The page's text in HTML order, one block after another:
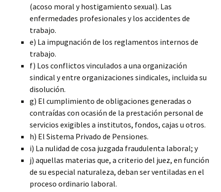
(acoso moral y hostigamiento sexual). Las
enfermedades profesionales y los accidentes de
trabajo.
e) La impugnación de los reglamentos internos de
trabajo.
f) Los conflictos vinculados a una organización
sindical y entre organizaciones sindicales, incluida su
disolución.
g) El cumplimiento de obligaciones generadas o
contraídas con ocasión de la prestación personal de
servicios exigibles a institutos, fondos, cajas u otros.
h) El Sistema Privado de Pensiones.
i) La nulidad de cosa juzgada fraudulenta laboral; y
j) aquellas materias que, a criterio del juez, en función
de su especial naturaleza, deban ser ventiladas en el
proceso ordinario laboral.